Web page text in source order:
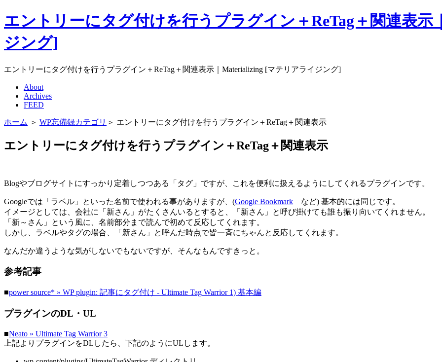
エントリーにタグ付けを行うプラグイン＋ReTag＋関連表
ジング]
エントリーにタグ付けを行うプラグイン＋ReTag＋関連表示｜Materializing [マテリアライジング]
About
Archives
FEED
ホーム ＞ WP忘備録カテゴリ ＞ エントリーにタグ付けを行うプラグイン＋ReTag＋関連表示
エントリーにタグ付けを行うプラグイン＋ReTag＋関連表示
Blogやブログサイトにすっかり定着しつつある「タグ」ですが、これを便利に扱えるようにしてくれるプラグインです。
Googleでは「ラベル」といった名前で使われる事がありますが、(Google Bookmark など) 基本的には同じです。
イメージとしては、会社に「新さん」がたくさんいるとすると、「新さん」と呼び掛けても誰も振り向いてくれません。
「新～さん」という風に、名前部分まで読んで初めて反応してくれます。
しかし、ラベルやタグの場合、「新さん」と呼んだ時点で皆一斉にちゃんと反応してくれます。
なんだか違うような気がしないでもないですが、そんなもんですきっと。
参考記事
■power source* » WP plugin: 記事にタグ付け - Ultimate Tag Warrior 1) 基本編
プラグインのDL・UL
■Neato » Ultimate Tag Warrior 3
上記よりプラグインをDLしたら、下記のようにULします。